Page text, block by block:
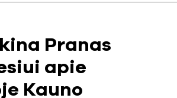
Pranas
apie
Kauno